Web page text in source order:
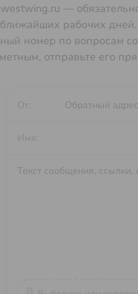
—
рабочих дней.
номер по вопросам
отправьте его
От:
Имя: